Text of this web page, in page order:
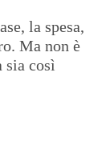
la spesa,
Ma non è
sia così